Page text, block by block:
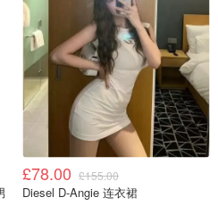
£78.00 £155.00
Diesel D-Angie 连衣裙